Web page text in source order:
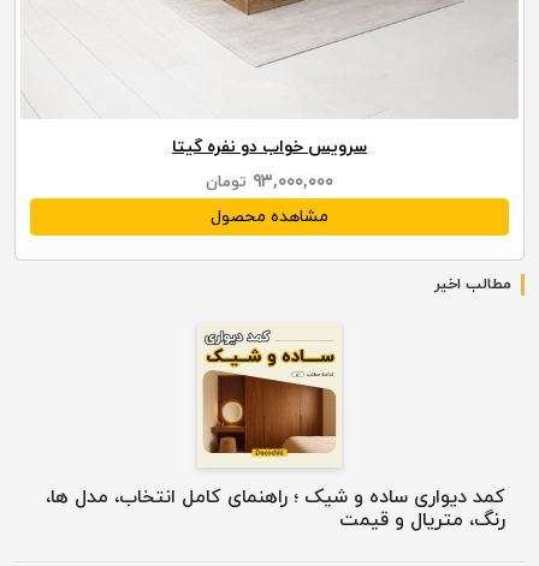
سرویس خواب دو نفره گیتا
۹۳,۰۰۰,۰۰۰ تومان
مشاهده محصول
مطالب اخیر
کمد دیواری ساده و شیک ؛ راهنمای کامل انتخاب، مدل ها،
رنگ، متریال و قیمت